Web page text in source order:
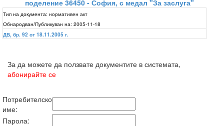
поделение 36450 - София, с медал "За заслуга"
Тип на документа: нормативен акт
Обнародван/Публикуван на: 2005-11-18
ДВ, бр. 92 от 18.11.2005 г.
За да можете да ползвате документите в системата,
абонирайте се
Потребителско
име:
Парола: